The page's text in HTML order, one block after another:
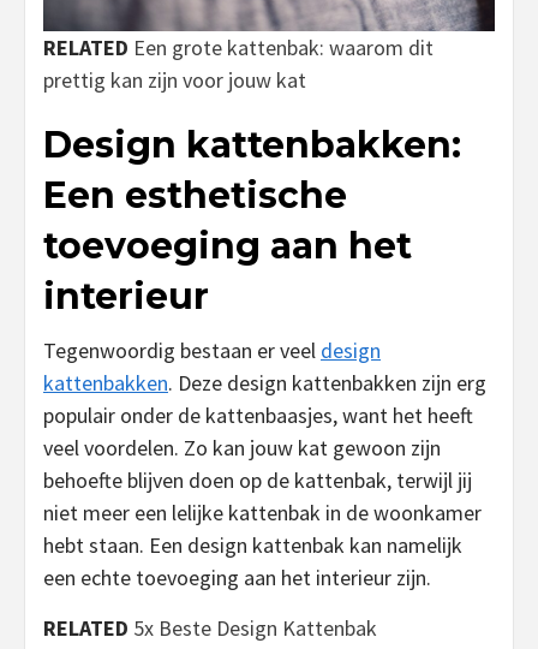
RELATED Een grote kattenbak: waarom dit
prettig kan zijn voor jouw kat
Design kattenbakken:
Een esthetische
toevoeging aan het
interieur
Tegenwoordig bestaan er veel design
kattenbakken. Deze design kattenbakken zijn erg
populair onder de kattenbaasjes, want het heeft
veel voordelen. Zo kan jouw kat gewoon zijn
behoefte blijven doen op de kattenbak, terwijl jij
niet meer een lelijke kattenbak in de woonkamer
hebt staan. Een design kattenbak kan namelijk
een echte toevoeging aan het interieur zijn.
RELATED 5x Beste Design Kattenbak